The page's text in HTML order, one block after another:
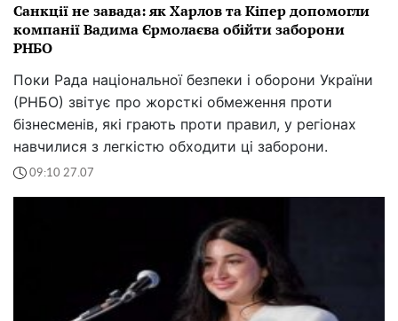
Санкції не завада: як Харлов та Кіпер допомогли
компанії Вадима Єрмолаєва обійти заборони
РНБО
Поки Рада національної безпеки і оборони України
(РНБО) звітує про жорсткі обмеження проти
бізнесменів, які грають проти правил, у регіонах
навчилися з легкістю обходити ці заборони.
09:10 27.07